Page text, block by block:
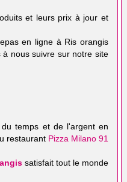
et leurs prix à jour et
en ligne à Ris orangis
nous suivre sur notre site
temps et de l'argent en
restaurant Pizza Milano 91
satisfait tout le monde